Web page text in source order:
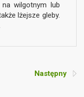
wilgotnym lub
lżejsze gleby.
Następny